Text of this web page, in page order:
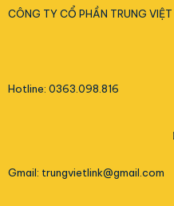
CÔNG TY CỔ PHẦN TRUNG VIỆT
Hotline: 0363.098.816
Gmail: trungvietlink@gmail.com